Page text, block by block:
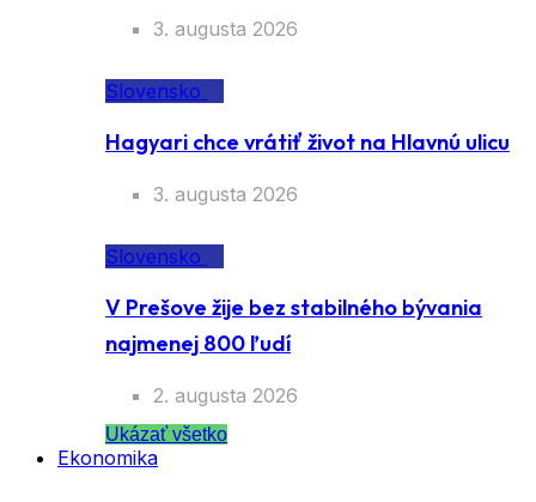
3. augusta 2026
Slovensko
Hagyari chce vrátiť život na Hlavnú ulicu
3. augusta 2026
Slovensko
V Prešove žije bez stabilného bývania
najmenej 800 ľudí
2. augusta 2026
Ukázať všetko
Ekonomika